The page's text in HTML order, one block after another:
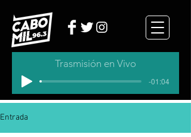
Trasmisión en Vivo
-01:04
Entrada